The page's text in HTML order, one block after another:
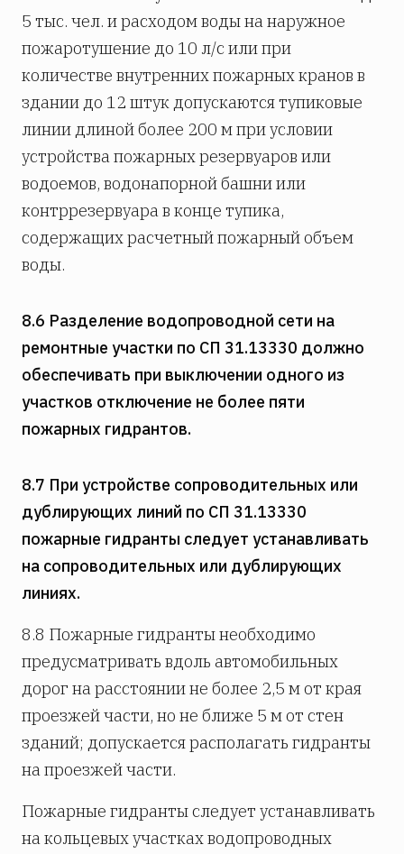
5 тыс. чел. и расходом воды на наружное
пожаротушение до 10 л/с или при
количестве внутренних пожарных кранов в
здании до 12 штук допускаются тупиковые
линии длиной более 200 м при условии
устройства пожарных резервуаров или
водоемов, водонапорной башни или
контррезервуара в конце тупика,
содержащих расчетный пожарный объем
воды.
8.6 Разделение водопроводной сети на
ремонтные участки по СП 31.13330 должно
обеспечивать при выключении одного из
участков отключение не более пяти
пожарных гидрантов.
8.7 При устройстве сопроводительных или
дублирующих линий по СП 31.13330
пожарные гидранты следует устанавливать
на сопроводительных или дублирующих
линиях.
8.8 Пожарные гидранты необходимо
предусматривать вдоль автомобильных
дорог на расстоянии не более 2,5 м от края
проезжей части, но не ближе 5 м от стен
зданий; допускается располагать гидранты
на проезжей части.
Пожарные гидранты следует устанавливать
на кольцевых участках водопроводных